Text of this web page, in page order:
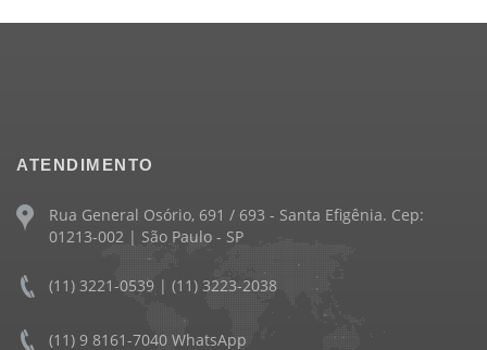
ATENDIMENTO
Rua General Osório, 691 / 693 - Santa Efigênia. Cep:
01213-002 | São Paulo - SP
(11) 3221-0539 | (11) 3223-2038
(11) 9 8161-7040 WhatsApp